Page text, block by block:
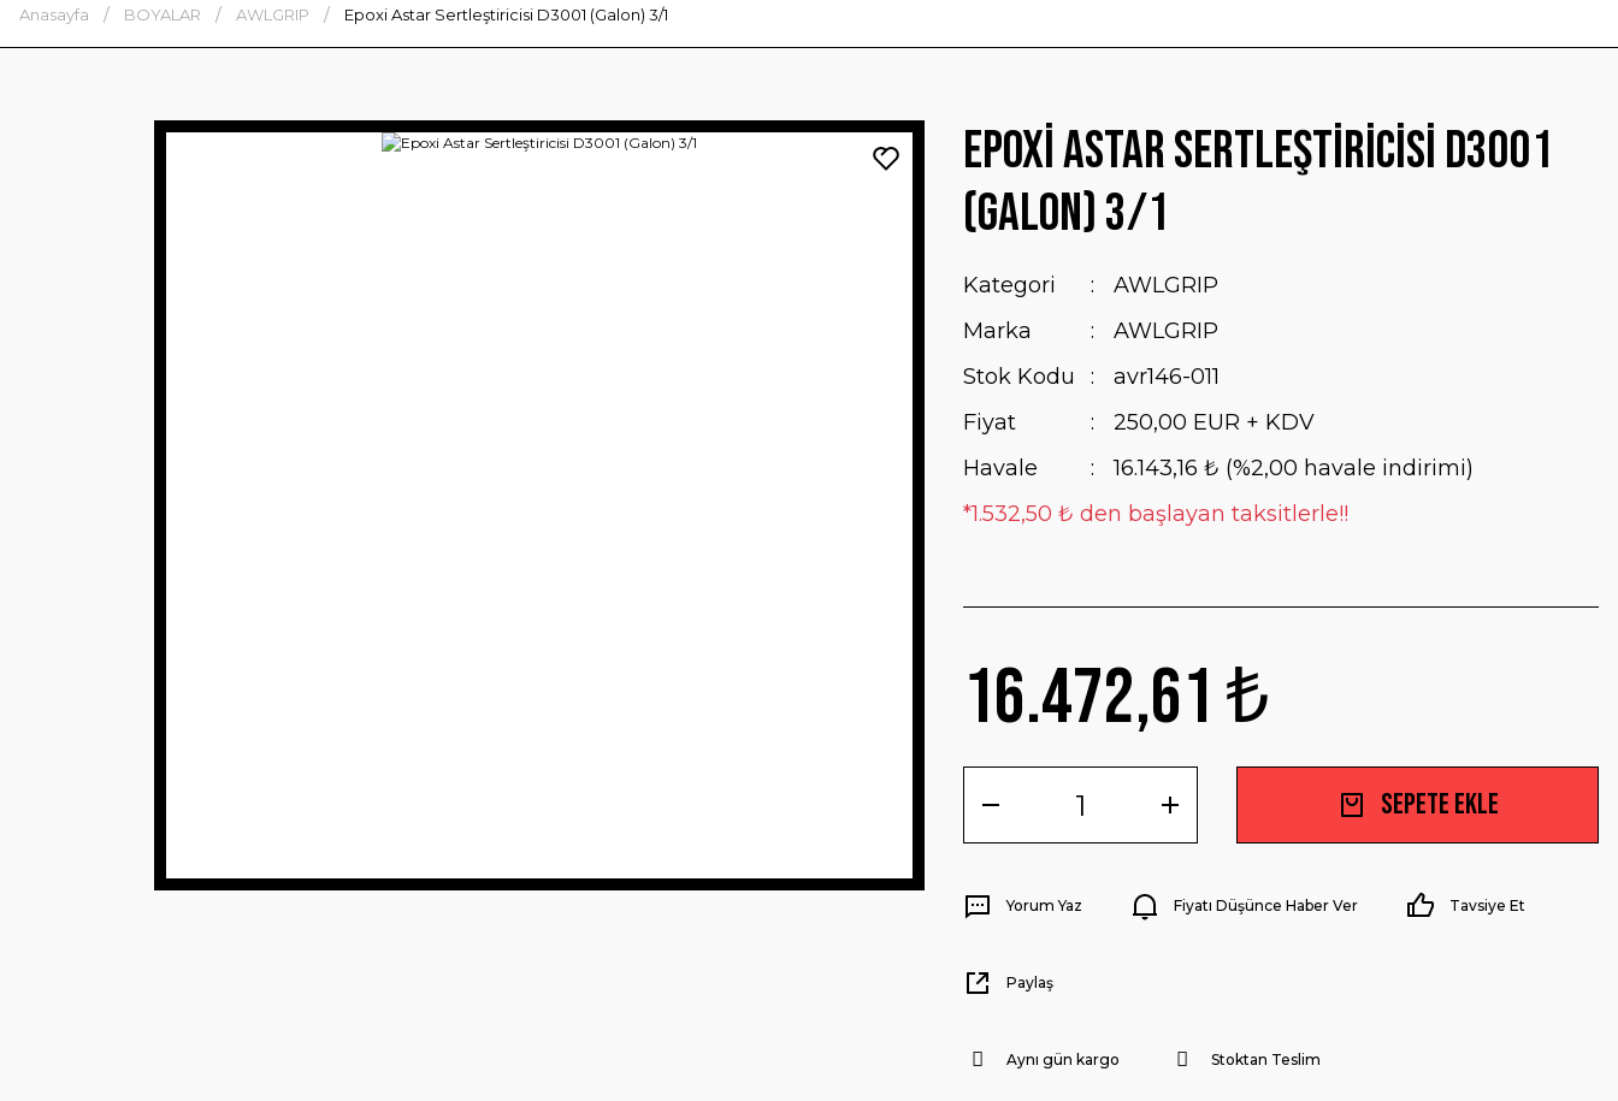
Anasayfa BOYALAR AWLGRIP Epoxi Astar Sertleştiricisi D3001 (Galon) 3/1
Epoxi Astar Sertleştiricisi D3001
(Galon) 3/1
Kategori
AWLGRIP
Marka
AWLGRIP
Stok Kodu
avr146-011
Fiyat
250,00 EUR + KDV
Havale
16.143,16 ₺ (%2,00 havale indirimi)
*1.532,50 ₺ den başlayan taksitlerle!!
16.472,61 ₺
Sepete Ekle
Yorum Yaz Fiyatı Düşünce Haber Ver Tavsiye Et
Paylaş
Aynı gün kargo Stoktan Teslim